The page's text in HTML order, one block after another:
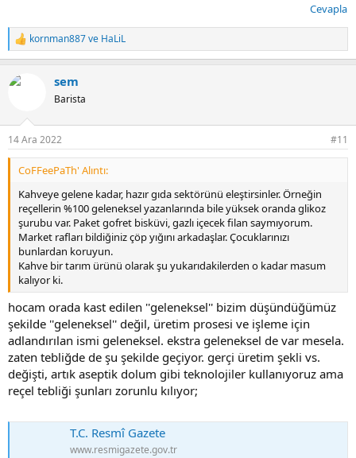
Cevapla
T
e
k
:
kornman887ve HaLiL
sem
Barista
14 Ara 2022 #11
CoFFeePaTh' Alıntı:
Kahveye gelene kadar, hazır gıda sektörünü eleştirsinler. Örneğin
reçellerin %100 geleneksel yazanlarında bile yüksek oranda glikoz
şurubu var. Paket gofret bisküvi, gazlı içecek filan saymıyorum.
Market rafları bildiğiniz çöp yığını arkadaşlar. Çocuklarınızı
bunlardan koruyun.
Kahve bir tarım ürünü olarak şu yukarıdakilerden o kadar masum
kalıyor ki.
hocam orada kast edilen ''geleneksel'' bizim düşündüğümüz
şekilde ''geleneksel'' değil, üretim prosesi ve işleme için
adlandırılan ismi geleneksel. ekstra geleneksel de var mesela.
zaten tebliğde de şu şekilde geçiyor. gerçi üretim şekli vs.
değişti, artık aseptik dolum gibi teknolojiler kullanıyoruz ama
reçel tebliği şunları zorunlu kılıyor;
T.C. Resmî Gazete
www.resmigazete.gov.tr